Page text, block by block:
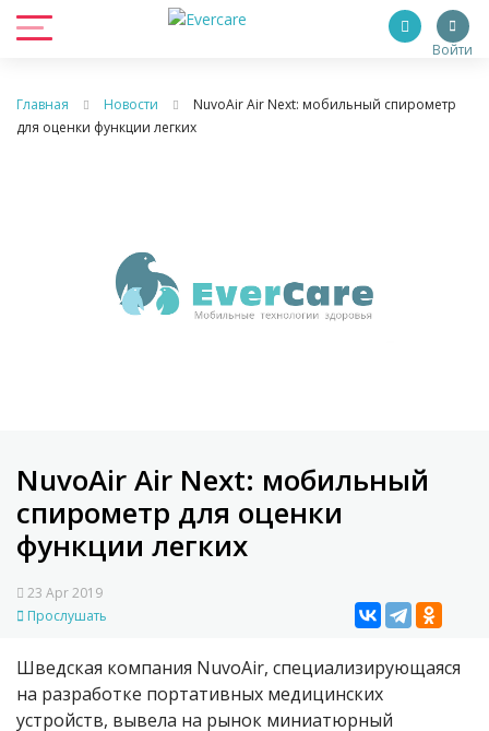
Войти
Главная Новости
NuvoAir Air Next: мобильный спирометр
для оценки функции легких
NuvoAir Air Next: мобильный
спирометр для оценки
функции легких
23 Apr 2019
Прослушать
Шведская компания NuvoAir, специализирующаяся
на разработке портативных медицинских
устройств, вывела на рынок миниатюрный